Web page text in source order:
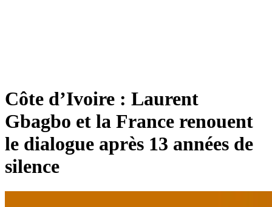
Côte d’Ivoire : Laurent
Gbagbo et la France renouent
le dialogue après 13 années de
silence